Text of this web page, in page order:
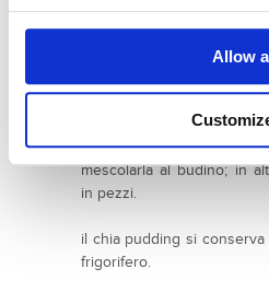
Allow
In questo modo si avrà
merenda o una
Quando sarà il momento
di chia, preparare una
mescolarla al budino; in
in pezzi.
il chia pudding si
frigorifero.